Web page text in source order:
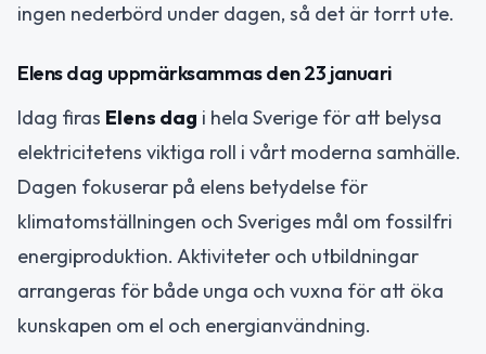
ingen nederbörd under dagen, så det är torrt ute.
Elens dag uppmärksammas den 23 januari
Idag firas Elens dag i hela Sverige för att belysa
elektricitetens viktiga roll i vårt moderna samhälle.
Dagen fokuserar på elens betydelse för
klimatomställningen och Sveriges mål om fossilfri
energiproduktion. Aktiviteter och utbildningar
arrangeras för både unga och vuxna för att öka
kunskapen om el och energianvändning.